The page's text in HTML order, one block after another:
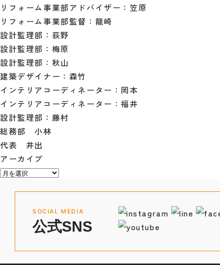
リフォーム事業部アドバイザー：笠原
リフォーム事業部監督：龍崎
設計監理部：荻野
設計監理部：梅原
設計監理部：秋山
建築デザイナー：森竹
インテリアコーディネーター：岡本
インテリアコーディネーター：福井
設計監理部：藤村
総務部 小林
代表 井出
アーカイブ
SOCIAL MEDIA
公式SNS